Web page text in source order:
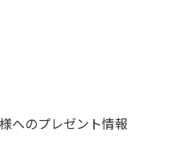
へのプレゼント情報